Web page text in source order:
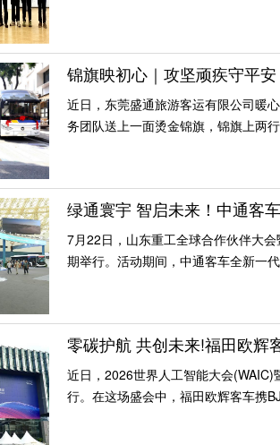
锦旗映初心｜攻坚顽疾守平
近日，东莞盛通旅游客运有限公司暖
务团队送上一面烫金锦旗，锦旗上两行
绿通寰宇 智启未来！中通客
7月22日，山东重工全球合作伙伴大
期举行。活动期间，中通客车全新一
零碳护航 共创未来!福田欧辉
近日，2026世界人工智能大会
行。在这场盛会中，福田欧辉客车携